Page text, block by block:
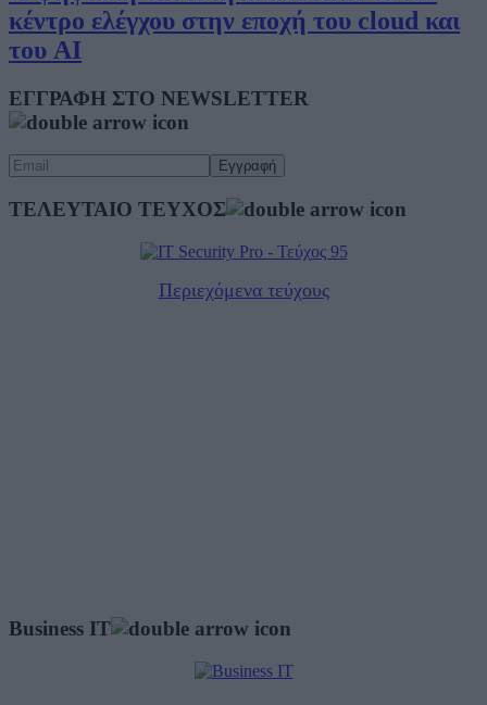
κέντρο ελέγχου στην εποχή του cloud και
του AI
ΕΓΓΡΑΦΗ ΣΤΟ NEWSLETTER
ΤΕΛΕΥΤΑΙΟ ΤΕΥΧΟΣ
Περιεχόμενα τεύχους
Business IT